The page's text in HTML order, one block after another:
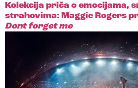
Kolekcija priča o emocijama,
strahovima: Maggie Rogers
Dont forget me